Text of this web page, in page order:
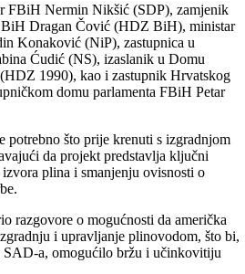
FBiH Nermin Nikšić (SDP), zamjenik
BiH Dragan Čović (HDZ BiH), ministar
Konaković (NiP), zastupnica u
Ćudić (NS), izaslanik u Domu
1990), kao i zastupnik Hrvatskog
domu parlamenta FBiH Petar
potrebno što prije krenuti s izgradnjom
da projekt predstavlja ključni
plina i smanjenju ovisnosti o
razgovore o mogućnosti da američka
i upravljanje plinovodom, što bi,
SAD-a, omogućilo bržu i učinkovitiju